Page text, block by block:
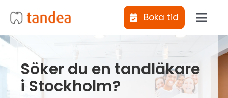
Boka tid
Jag
Söker du en tandläkare
i Stockholm?